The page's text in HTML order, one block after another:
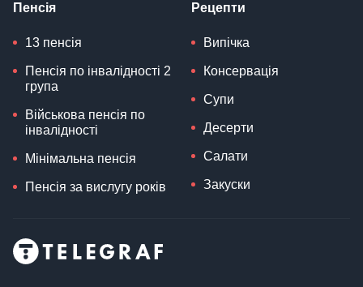
Пенсія
13 пенсія
Пенсія по інвалідності 2
група
Військова пенсія по
інвалідності
Мінімальна пенсія
Пенсія за вислугу років
Рецепти
Випічка
Консервація
Супи
Десерти
Салати
Закуски